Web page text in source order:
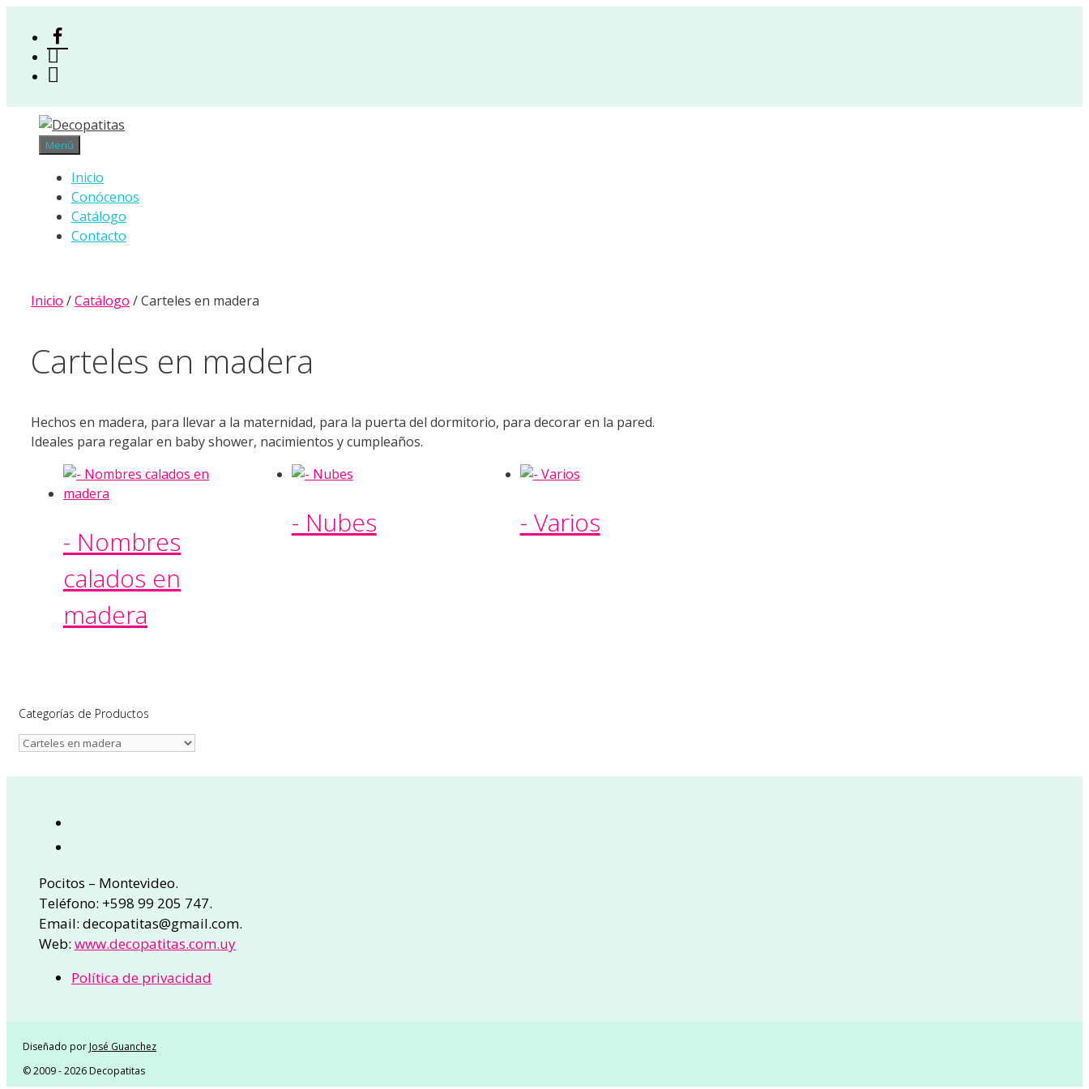
contenido
Menú
Inicio
Conócenos
Catálogo
Contacto
Inicio /Catálogo / Carteles en madera
Carteles en madera
Hechos en madera, para llevar a la maternidad, para la puerta del dormitorio, para decorar en la pared.
Ideales para regalar en baby shower, nacimientos y cumpleaños.
- Nombres
calados en
madera
- Nubes - Varios
Categorías de Productos
Pocitos – Montevideo.
Teléfono: +598 99 205 747.
Email: decopatitas@gmail.com.
Web: www.decopatitas.com.uy
Política de privacidad
Diseñado porJosé Guanchez
© 2009 - 2026 Decopatitas